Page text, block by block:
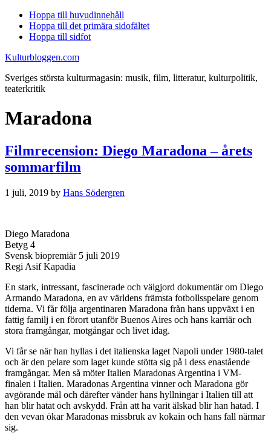
Hoppa till huvudinnehåll
Hoppa till det primära sidofältet
Hoppa till sidfot
Kulturbloggen.com
Sveriges största kulturmagasin: musik, film, litteratur, kulturpolitik,
teaterkritik
Maradona
Filmrecension: Diego Maradona – årets
sommarfilm
1 juli, 2019 by Hans Södergren
Diego Maradona
Betyg 4
Svensk biopremiär 5 juli 2019
Regi Asif Kapadia
En stark, intressant, fascinerade och välgjord dokumentär om Diego
Armando Maradona, en av världens främsta fotbollsspelare genom
tiderna. Vi får följa argentinaren Maradona från hans uppväxt i en
fattig familj i en förort utanför Buenos Aires och hans karriär och
stora framgångar, motgångar och livet idag.
Vi får se när han hyllas i det italienska laget Napoli under 1980-talet
och är den pelare som laget kunde stötta sig på i dess enastående
framgångar. Men så möter Italien Maradonas Argentina i VM-
finalen i Italien. Maradonas Argentina vinner och Maradona gör
avgörande mål och därefter vänder hans hyllningar i Italien till att
han blir hatat och avskydd. Från att ha varit älskad blir han hatad. I
den vevan ökar Maradonas missbruk av kokain och hans fall närmar
sig.